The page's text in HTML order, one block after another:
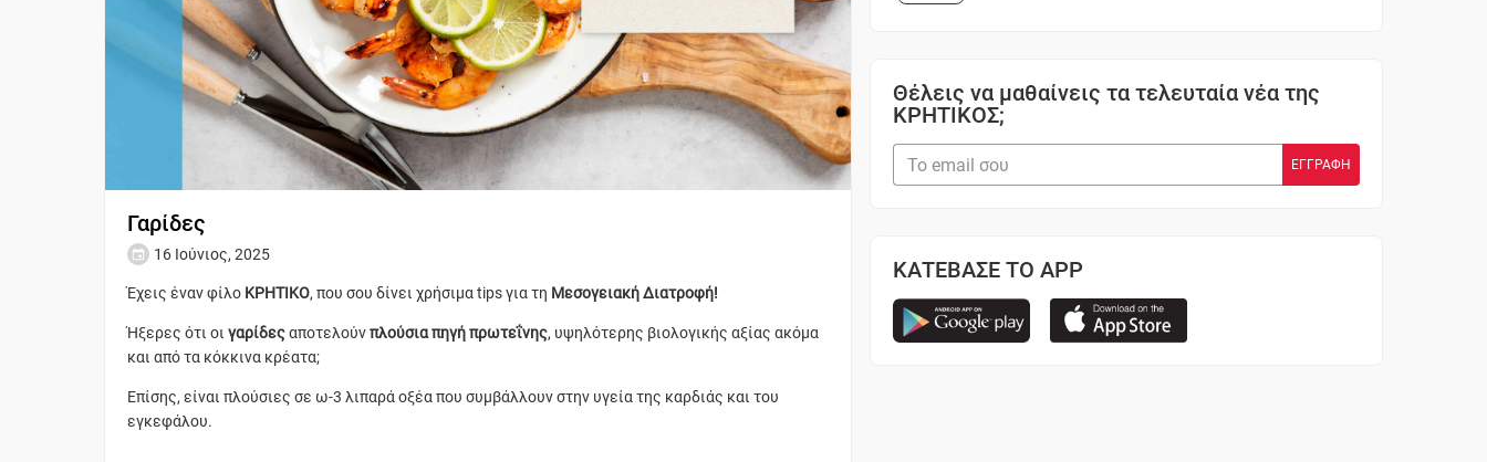
Γαρίδες
16 Ιούνιος, 2025
Έχεις έναν φίλο ΚΡΗΤΙΚΟ, που σου δίνει χρήσιμα tips για τη Μεσογειακή Διατροφή!
Ήξερες ότι οι γαρίδεςαποτελούνπλούσια πηγή πρωτεΐνης, υψηλότερης βιολογικής αξίας ακόμα
και από τα κόκκινα κρέατα;
Επίσης, είναι πλούσιες σε ω-3 λιπαρά οξέα που συμβάλλουν στην υγεία της καρδιάς και του
εγκεφάλου.
Θέλεις να μαθαίνεις τα τελευταία νέα της
ΚΡΗΤΙΚΟΣ;
ΚΑΤΕΒΑΣΕ ΤΟ APP